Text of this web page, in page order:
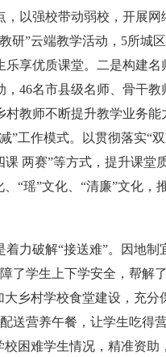
以强校带动弱校，开展网
研”云端教学活动，5所城
享优质课堂。二是构建名
46名市县级名师、骨干
村教师不断提升教学业务
”工作模式。以贯彻落实“
课 两赛”等方式，提升课堂
“瑶”文化、“清廉”文化，
破解“接送难”。因地制
了学生上下学安全，帮解
乡村学校食堂建设，充分
送营养午餐，让学生吃得
困难学生情况，精准资助